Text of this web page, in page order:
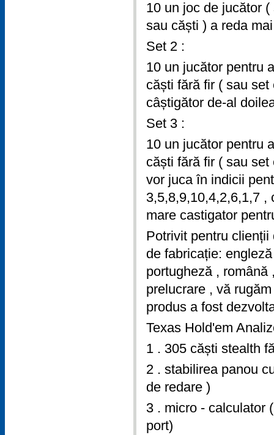
10 un joc de jucător
sau căști ) a reda
Set 2 :
10 un jucător pentru
căști fără fir ( sau
câștigător de-al
Set 3 :
10 un jucător pentru
căști fără fir ( sau
vor juca în indicii
3,5,8,9,10,4,2,6,1,7 ,
mare castigator
Potrivit pentru
de fabricație:
portugheză ,
prelucrare , vă
produs a fost
Texas Hold'em
1 . 305 căști stealth
2 . stabilirea panou
de redare )
3 . micro - calculator
port)